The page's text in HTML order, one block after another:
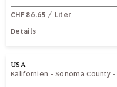
CHF 86.65 / Liter
Details
USA
Kalifornien -Sonoma County -